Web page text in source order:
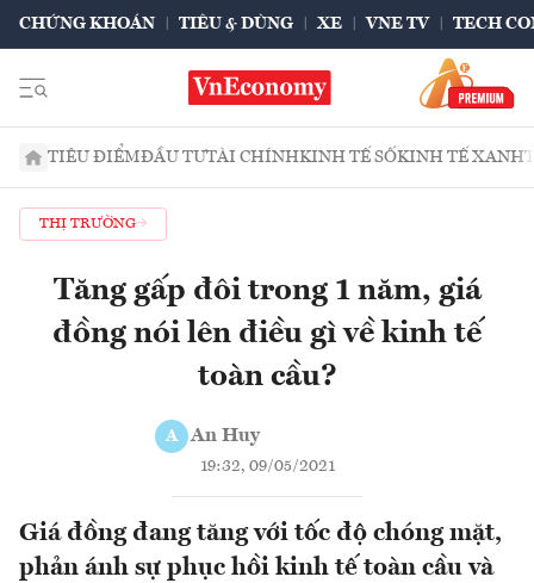
CHỨNG KHOÁN TIÊU & DÙNG XE VNE TV TECH
TIÊU ĐIỂMĐẦU TƯTÀI CHÍNHKINH TẾ SỐKINH TẾ XANH
THỊ TRƯỜNG
Tăng gấp đôi trong 1 năm, giá
đồng nói lên điều gì về kinh tế
toàn cầu?
A An Huy
19:32, 09/05/2021
Giá đồng đang tăng với tốc độ chóng mặt,
phản ánh sự phục hồi kinh tế toàn cầu và